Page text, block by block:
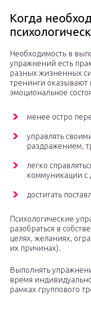
Когда
Необходимость в
упражнений есть
разных жизненных
тренинги оказывают
эмоциональное
менее остро
управлять
раздражением,
легко
коммуникации
достигать
Психологические
разобраться в
целях, желаниях,
их причинах).
Выполнять
время
рамках группового